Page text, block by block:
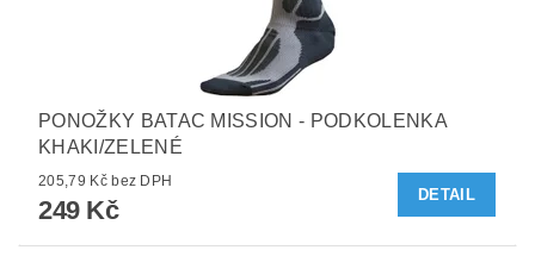
PONOŽKY BATAC MISSION - PODKOLENKA
KHAKI/ZELENÉ
205,79 Kč bez DPH
249 Kč
DETAIL